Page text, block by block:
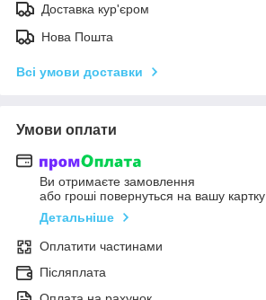
Доставка кур'єром
Нова Пошта
Всі умови доставки
Умови оплати
Ви отримаєте замовлення
або гроші повернуться на вашу картку
Детальніше
Оплатити частинами
Післяплата